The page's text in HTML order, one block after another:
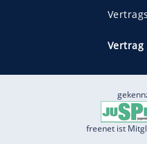
freenet ist